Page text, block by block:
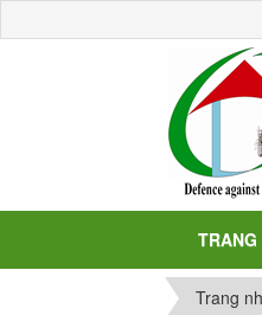
TRANG
Trang